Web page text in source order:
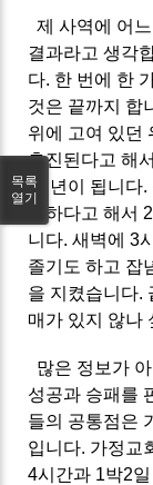
제 사역에 어
결과라고 생각
다. 한 번에 한
것은 끝까지 합
위에 고여 있던
촉진된다고 해
십 년이 됩니다
익하다고 해서
니다. 새벽에 3
졸기도 하고 잡
을 지켰습니다.
매가 있지 않나
많은 정보가
성공과 승패를
들의 공통점은
입니다. 가정교
4시간과 1박2
목록
열기